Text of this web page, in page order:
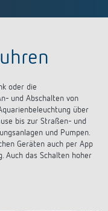
oder die
und Abschalten von
über
bis zur Straßen- und
und Pumpen.
Geräten auch per App
Auch das Schalten hoher